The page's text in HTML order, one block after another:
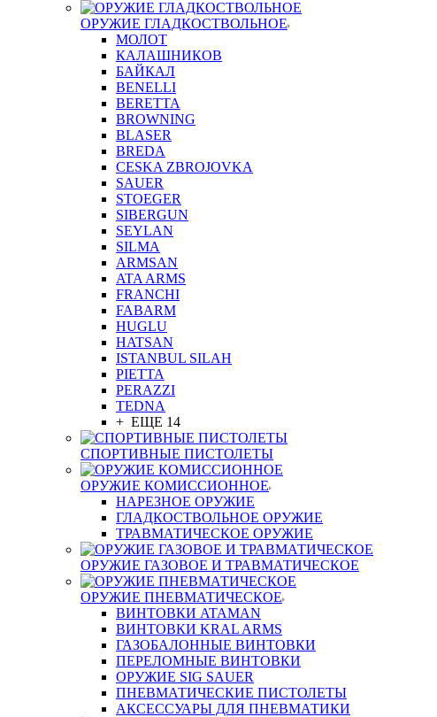
ОРУЖИЕ ГЛАДКОСТВОЛЬНОЕ
МОЛОТ
КАЛАШНИКОВ
БАЙКАЛ
BENELLI
BERETTA
BROWNING
BLASER
BREDA
CESKA ZBROJOVKA
SAUER
STOEGER
SIBERGUN
SEYLAN
SILMA
ARMSAN
ATA ARMS
FRANCHI
FABARM
HUGLU
HATSAN
ISTANBUL SILAH
PIETTA
PERAZZI
TEDNA
+ ЕЩЕ 14
СПОРТИВНЫЕ ПИСТОЛЕТЫ
ОРУЖИЕ КОМИССИОННОЕ
НАРЕЗНОЕ ОРУЖИЕ
ГЛАДКОСТВОЛЬНОЕ ОРУЖИЕ
ТРАВМАТИЧЕСКОЕ ОРУЖИЕ
ОРУЖИЕ ГАЗОВОЕ И ТРАВМАТИЧЕСКОЕ
ОРУЖИЕ ПНЕВМАТИЧЕСКОЕ
ВИНТОВКИ ATAMAN
ВИНТОВКИ KRAL ARMS
ГАЗОБАЛОННЫЕ ВИНТОВКИ
ПЕРЕЛОМНЫЕ ВИНТОВКИ
ОРУЖИЕ SIG SAUER
ПНЕВМАТИЧЕСКИЕ ПИСТОЛЕТЫ
АКСЕССУАРЫ ДЛЯ ПНЕВМАТИКИ